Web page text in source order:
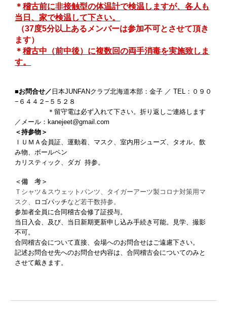
＊稽古前に非接触型の体温計で検温しますが、各人も
当日、家で検温して下さい。
（37度5分以上あるメンバーは参加不可とさせて頂き
ます）
＊稽古中（前中後）に複数回の両手消毒を実施致しま
す。
■お問合せ／ 日本JUNFANクラブ北海道本部：金子 ／ TEL：０９０
−６４４２−５５２８
＊留守電は必ず入れて下さい。折り返しご連絡します
／メール：kanejeet@gmail.com
＜持参物＞
ＩＵＭＡ会員証、運動着、マスク、室内用シューズ、タオル、飲
み物、ボールペン
カリスティック、ダガ 持参。
＜備 考＞
Ｔシャツ＆スウェットパンツ、タイガーアーツ製コロナ対策用マ
スク、
ロゴパッチなど若干数持参。
参加者全員に合同稽古会修了証授与。
当日入会、及び、当日新期更新申し込み手続き可能。見学、撮影
不可。
合同稽古会について直接、会場へのお問合せはご遠慮下さい。
記述お問合せ先へのお問合せ内容は、合同稽古会についてのみと
させて戴きます。